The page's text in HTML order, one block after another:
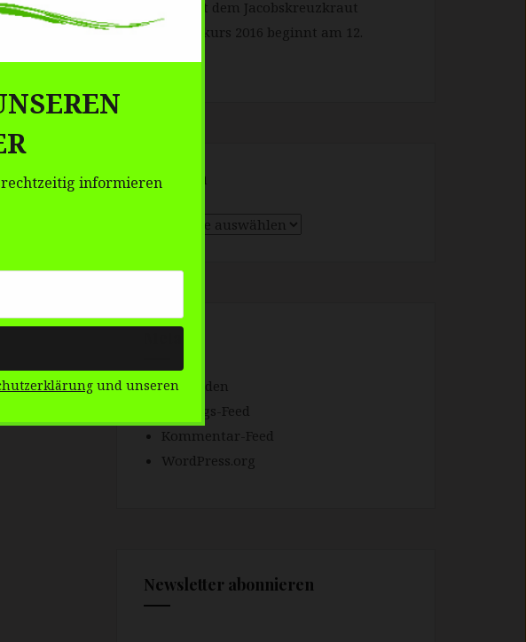
Kreuz mit dem Jacobskreuzkraut
Imkerkurs 2016 beginnt am 12.
Themen
Anmelden
Eintrags-Feed
Kommentar-Feed
WordPress.org
Newsletter abonnieren
informieren
und unseren